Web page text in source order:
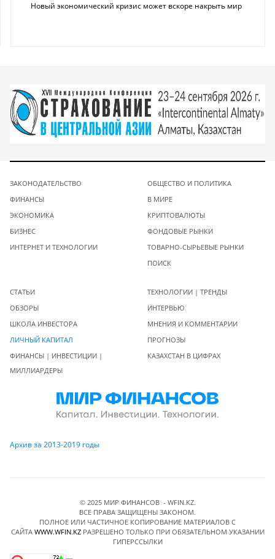
Новый экономический кризис может вскоре накрыть мир
ЗАКОНОДАТЕЛЬСТВО
ФИНАНСЫ
ЭКОНОМИКА
БИЗНЕС
ИНТЕРНЕТ И ТЕХНОЛОГИИ
ОБЩЕСТВО И ПОЛИТИКА
В МИРЕ
КРИПТОВАЛЮТЫ
ФОНДОВЫЕ РЫНКИ
ТОВАРНО-СЫРЬЕВЫЕ РЫНКИ
ПОИСК
СТАТЬИ
ОБЗОРЫ
ШКОЛА ИНВЕСТОРА
ЛИЧНЫЙ КАПИТАЛ
ФИНАНСЫ | ИНВЕСТИЦИИ |
МИЛЛИАРДЕРЫ
ТЕХНОЛОГИИ | ТРЕНДЫ
ИНТЕРВЬЮ
МНЕНИЯ И КОММЕНТАРИИ
ПРОГНОЗЫ
КАЗАХСТАН В ЦИФРАХ
Архив за 2013-2019 годы
© 2025 МИР ФИНАНСОВ - WFIN.KZ.
ВСЕ ПРАВА ЗАЩИЩЕНЫ ЗАКОНОМ.
ПОЛНОЕ ИЛИ ЧАСТИЧНОЕ КОПИРОВАНИЕ МАТЕРИАЛОВ C
САЙТА WWW.WFIN.KZРАЗРЕШЕНО ТОЛЬКО ПРИ ОБЯЗАТЕЛЬНОМ УКАЗАНИИ
ГИПЕРССЫЛКИ